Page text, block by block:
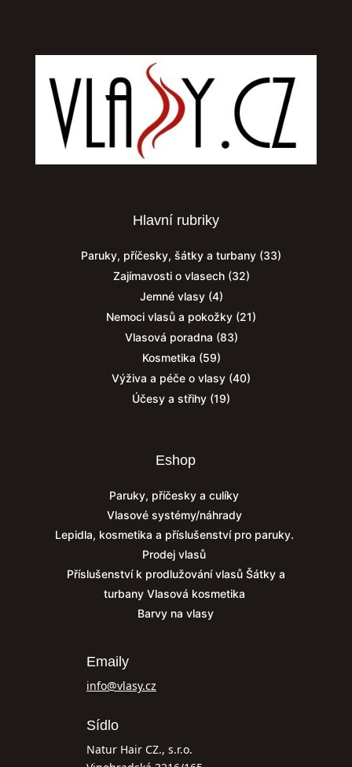
Hlavní rubriky
Paruky, příčesky, šátky a turbany (33)
Zajímavosti o vlasech(32)
Jemné vlasy(4)
Nemoci vlasů a pokožky (21)
Vlasová poradna (83)
Kosmetika (59)
Výživa a péče o vlasy (40)
Účesy a střihy (19)
Eshop
Paruky, příčesky a culíky
Vlasové systémy/náhrady
Lepidla, kosmetika a příslušenství pro paruky.
Prodej vlasů
Příslušenství k prodlužování vlasů Šátky a
turbany Vlasová kosmetika
Barvy na vlasy
Emaily
info@vlasy.cz
Sídlo
Natur Hair CZ., s.r.o.